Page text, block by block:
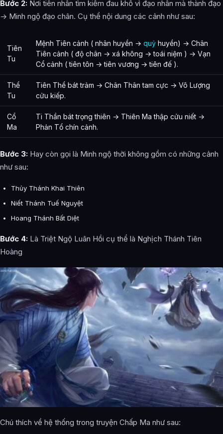
Bước 2: Nơi tiên nhân tìm kiếm đau khổ vì đạo nhân mà thành đạo
-> Minh ngộ đạo chân. Cụ thể nội dung các cảnh như sau:
Tiên
Tu
Mệnh Tiên cảnh ( nhân huyền → quỷ huyền) → Chân
Tiên cảnh ( độ chân → xá không → toái niệm ) → Vạn
Cổ cảnh ( tiên tôn → tiên vương → tiên đế ).
Thể
Tu
Tiên Thể bát trảm → Chân Thân tam cực → Vô Lượng
cửu kiếp.
Cổ
Ma
Ti Thần bát trọng thiên → Thiên Ma thập cửu niết →
Phản Tổ chín cảnh.
Bước 3: Hay còn gọi là Minh ngộ thời không gồm có những cảnh
như sau:
Thủy Thánh Khai Thiên
Niết Thánh Tuế Nguyệt
Hoang Thánh Bất Diệt
Bước 4: Là Triệt Ngộ Luân Hồi cụ thể là Nghịch Thánh Tiên
Hoàng
Chú thích về hệ thống trong truyện Chấp Ma như sau: